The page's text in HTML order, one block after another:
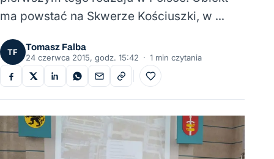
ma powstać na Skwerze Kościuszki, w …
TF
Tomasz Falba
24 czerwca 2015, godz. 15:42 · 1 min czytania
Do ulubionych